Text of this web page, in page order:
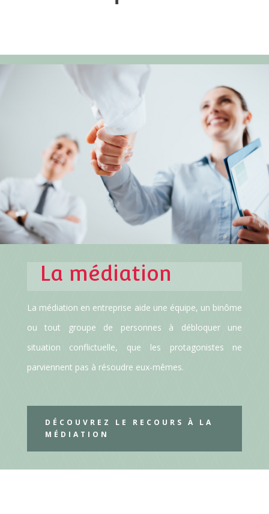
La médiation
La médiation en entreprise aide une équipe, un binôme
ou tout groupe de personnes à débloquer une
situation conflictuelle, que les protagonistes ne
parviennent pas à résoudre eux-mêmes.
DÉCOUVREZ LE RECOURS À LA
MÉDIATION